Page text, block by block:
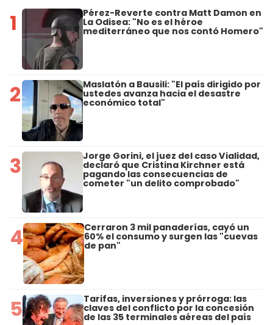
1 Pérez-Reverte contra Matt Damon en
La Odisea: "No es el héroe
mediterráneo que nos contó Homero"
2 Maslatón a Bausili: "El país dirigido por
ustedes avanza hacia el desastre
económico total"
3 Jorge Gorini, el juez del caso Vialidad,
declaró que Cristina Kirchner está
pagando las consecuencias de
cometer "un delito comprobado"
4 Cerraron 3 mil panaderías, cayó un
60% el consumo y surgen las "cuevas
de pan"
5 Tarifas, inversiones y prórroga: las
claves del conflicto por la concesión
de las 35 terminales aéreas del país